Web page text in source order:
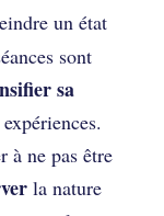
un état
sont
sa
à ne pas être
la nature